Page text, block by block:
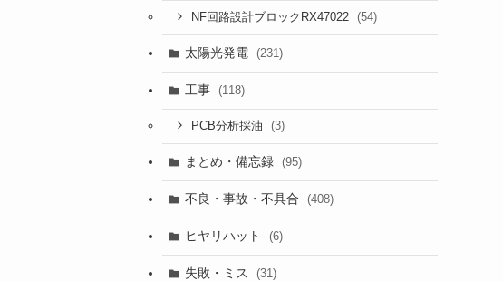
NF回路設計ブロックRX47022 (54)
太陽光発電 (231)
工事 (118)
PCB分析採油 (3)
まとめ・備忘録 (95)
不良・事故・不具合 (408)
ヒヤリハット (6)
失敗・ミス (31)